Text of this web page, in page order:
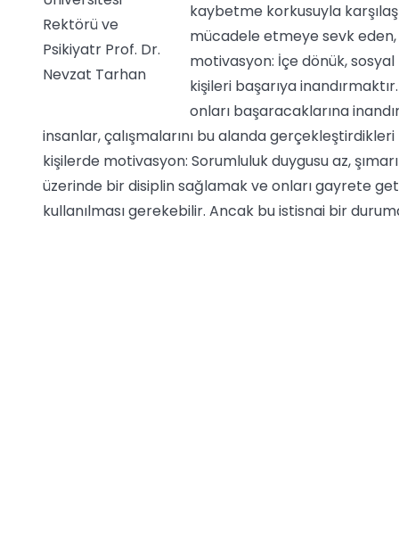
kaybetme korkusuyla
mücadele etmeye sevk
motivasyon: İçe dönük,
kişileri başarıya
onları başaracaklarına
insanlar, çalışmalarını bu alanda
kişilerde motivasyon: Sorumluluk duygusu az,
üzerinde bir disiplin sağlamak ve onları gayrete
kullanılması gerekebilir. Ancak bu istisnai bir